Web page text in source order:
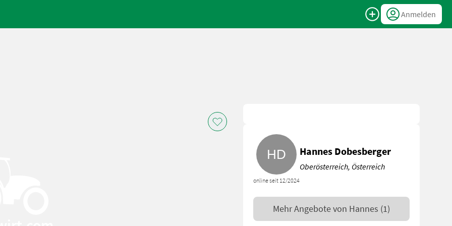
Anmelden
online seit 12/2024
Hannes Dobesberger
Oberösterreich, Österreich
Mehr Angebote von Hannes (1)